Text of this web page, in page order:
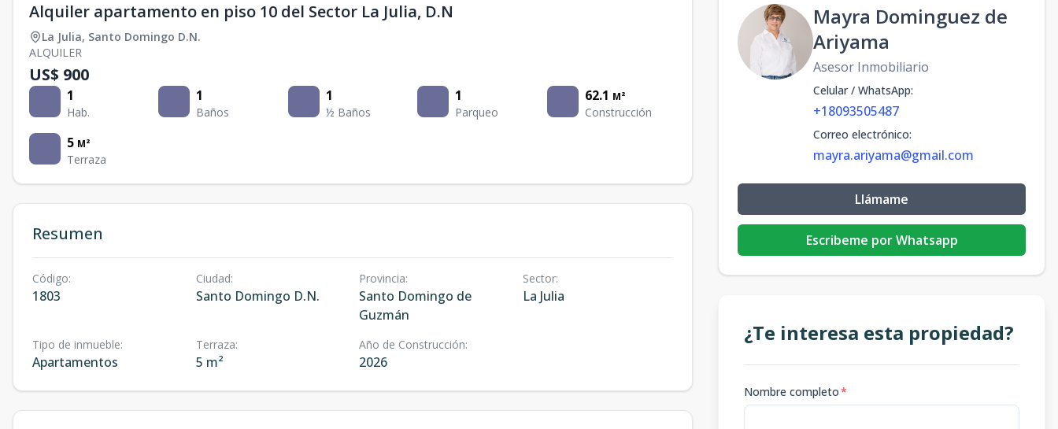
Alquiler apartamento en piso 10 del Sector La Julia, D.N
La Julia, Santo Domingo D.N.
ALQUILER
US$ 900
1
Hab.
1
Baños
1
½ Baños
1
Parqueo
62.1 M²
Construcción
5 M²
Terraza
Resumen
Código:
1803
Ciudad:
Santo Domingo D.N.
Provincia:
Santo Domingo de
Guzmán
Sector:
La Julia
Tipo de inmueble:
Apartamentos
Terraza:
5 m²
Año de Construcción:
2026
Mayra Dominguez de
Ariyama
Asesor Inmobiliario
Celular / WhatsApp:
+18093505487
Correo electrónico:
mayra.ariyama@gmail.com
Llámame
Escribeme por Whatsapp
¿Te interesa esta propiedad?
Nombre completo*